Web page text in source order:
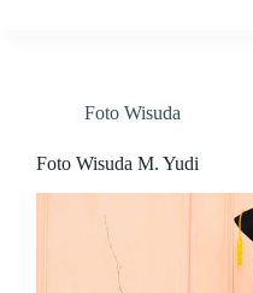
Foto Wisuda
Foto Wisuda M. Yudi